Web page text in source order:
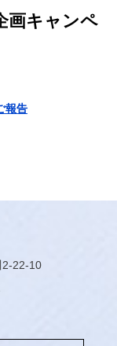
画キャンペ
報告
2-22-10